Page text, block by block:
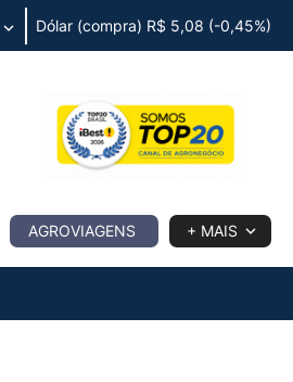
Dólar (compra) R$ 5,08 (-0,45%)
AGROVIAGENS + MAIS